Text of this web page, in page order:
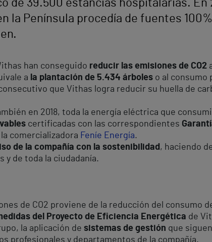
de 39.500 estancias hospitalarias. En
la Península procedía de fuentes
han conseguido reducir las emisiones de CO2
a la plantación de 5.434 árboles o al consumo
que Vithas logra reducir su huella de
en 2018, toda la energía eléctrica que
certificadas con las correspondientes
comercializadora Feníe Energía.
de la compañía con la sostenibilidad , haciendo
y de toda la ciudadanía.
de CO2 proviene de la reducción del consumo
del Proyecto de Eficiencia Energética de
la aplicación de sistemas de gestión que
profesionales y departamentos de la compañía.